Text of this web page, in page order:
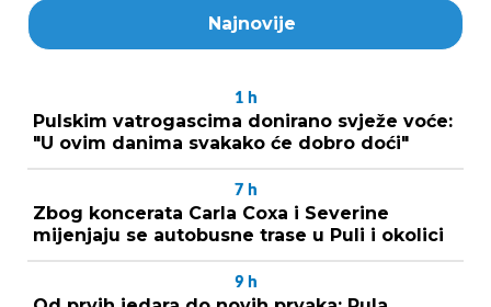
Najnovije
1 h
Pulskim vatrogascima donirano svježe voće:
"U ovim danima svakako će dobro doći"
7 h
Zbog koncerata Carla Coxa i Severine
mijenjaju se autobusne trase u Puli i okolici
9 h